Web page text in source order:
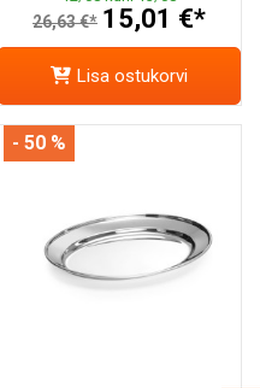
26,63 €* 15,01 €*
Lisa ostukorvi
- 50 %